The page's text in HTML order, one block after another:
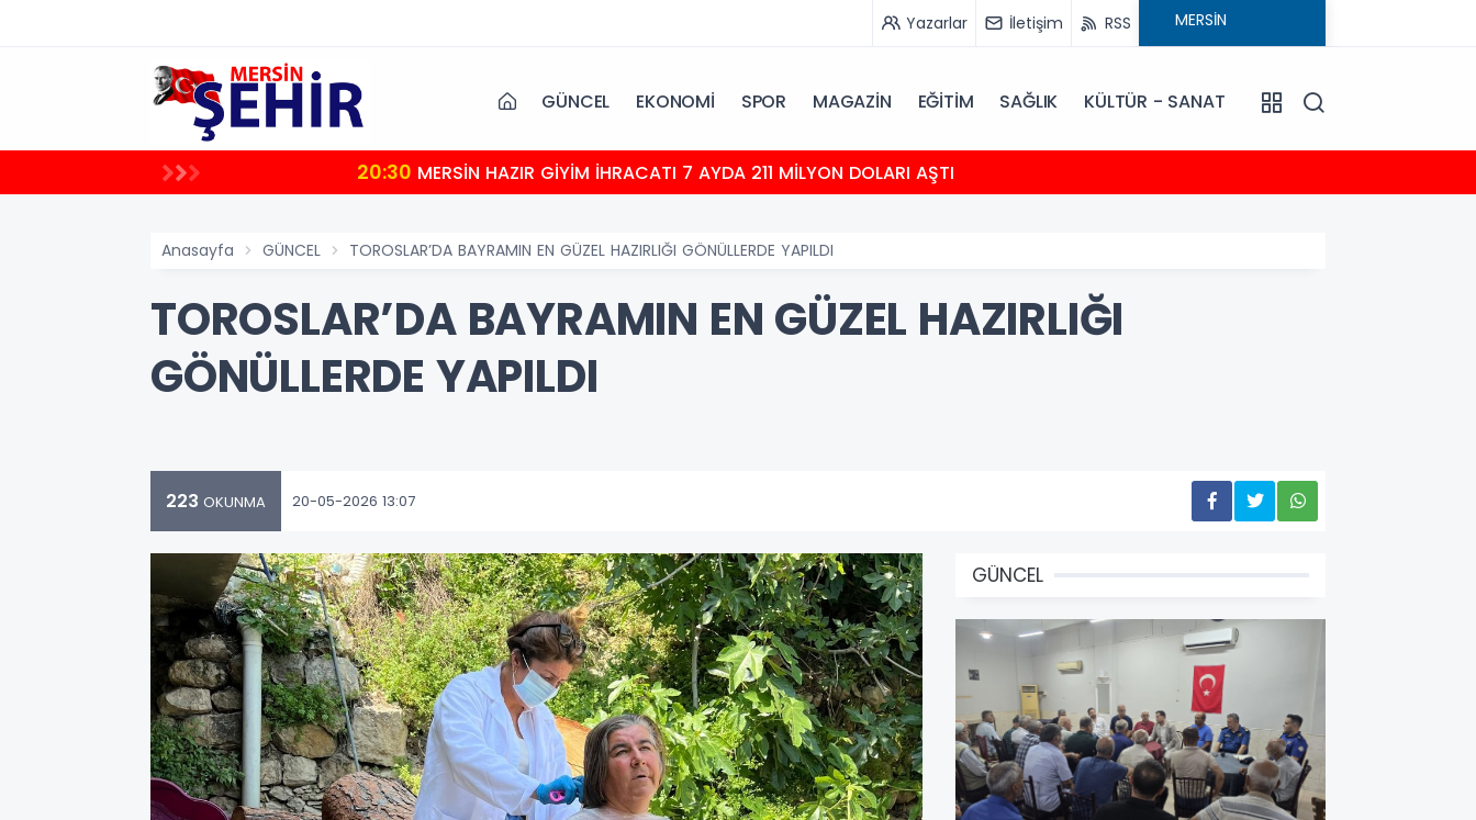
Yazarlar İletişim RSS
GÜNCEL EKONOMİ SPOR MAGAZİN EĞİTİM SAĞLIK KÜLTÜR - SANAT
20:30 MERSİN HAZIR GİYİM İHRACATI 7 AYDA 211 MİLYON DOLARI AŞTI
Anasayfa GÜNCEL TOROSLAR’DA BAYRAMIN EN GÜZEL HAZIRLIĞI GÖNÜLLERDE YAPILDI
TOROSLAR’DA BAYRAMIN EN GÜZEL HAZIRLIĞI
GÖNÜLLERDE YAPILDI
223 OKUNMA 20-05-2026 13:07
GÜNCEL